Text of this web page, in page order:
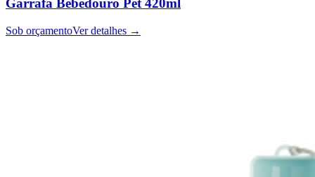
Garrafa Bebedouro Pet 420ml
Sob orçamentoVer detalhes →